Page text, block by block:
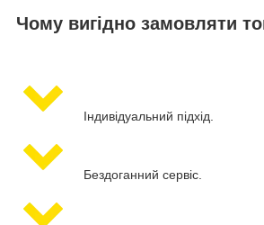
Чому вигідно замовляти
Індивідуальний підхід.
Бездоганний сервіс.